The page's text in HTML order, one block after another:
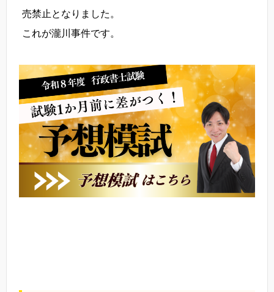
売禁止となりました。
これが瀧川事件です。